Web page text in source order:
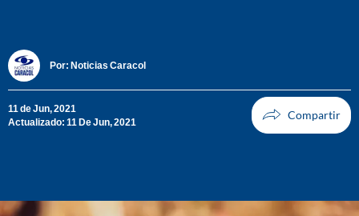
Por: Noticias Caracol
11 de Jun, 2021
Actualizado: 11 De Jun, 2021